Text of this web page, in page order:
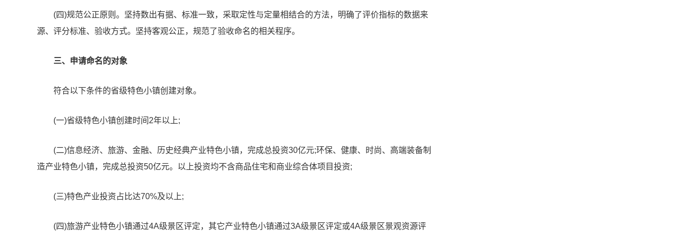
(四)规范公正原则。坚持数出有据、标准一致，采取定性与定量相结合的方法，明确了评价指标的数据来
源、评分标准、验收方式。坚持客观公正，规范了验收命名的相关程序。
三、申请命名的对象
符合以下条件的省级特色小镇创建对象。
(一)省级特色小镇创建时间2年以上;
(二)信息经济、旅游、金融、历史经典产业特色小镇，完成总投资30亿元;环保、健康、时尚、高端装备制
造产业特色小镇，完成总投资50亿元。以上投资均不含商品住宅和商业综合体项目投资;
(三)特色产业投资占比达70%及以上;
(四)旅游产业特色小镇通过4A级景区评定，其它产业特色小镇通过3A级景区评定或4A级景区景观资源评